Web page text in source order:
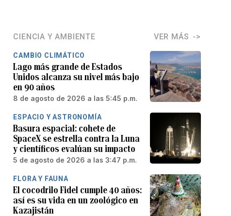
CIENCIA Y AMBIENTE VER MÁS
CAMBIO CLIMÁTICO
Lago más grande de Estados
Unidos alcanza su nivel más bajo
en 90 años
8 de agosto de 2026 a las 5:45 p.m.
ESPACIO Y ASTRONOMÍA
Basura espacial: cohete de
SpaceX se estrella contra la Luna
y científicos evalúan su impacto
5 de agosto de 2026 a las 3:47 p.m.
FLORA Y FAUNA
El cocodrilo Fidel cumple 40 años:
así es su vida en un zoológico en
Kazajistán